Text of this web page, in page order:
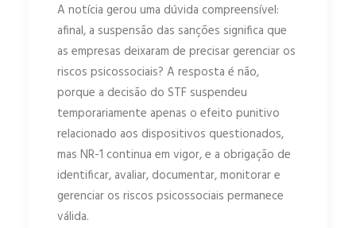
A notícia gerou uma dúvida compreensível:
afinal, a suspensão das sanções significa que
as empresas deixaram de precisar gerenciar os
riscos psicossociais? A resposta é não,
porque a decisão do STF suspendeu
temporariamente apenas o efeito punitivo
relacionado aos dispositivos questionados,
mas NR-1 continua em vigor, e a obrigação de
identificar, avaliar, documentar, monitorar e
gerenciar os riscos psicossociais permanece
válida.